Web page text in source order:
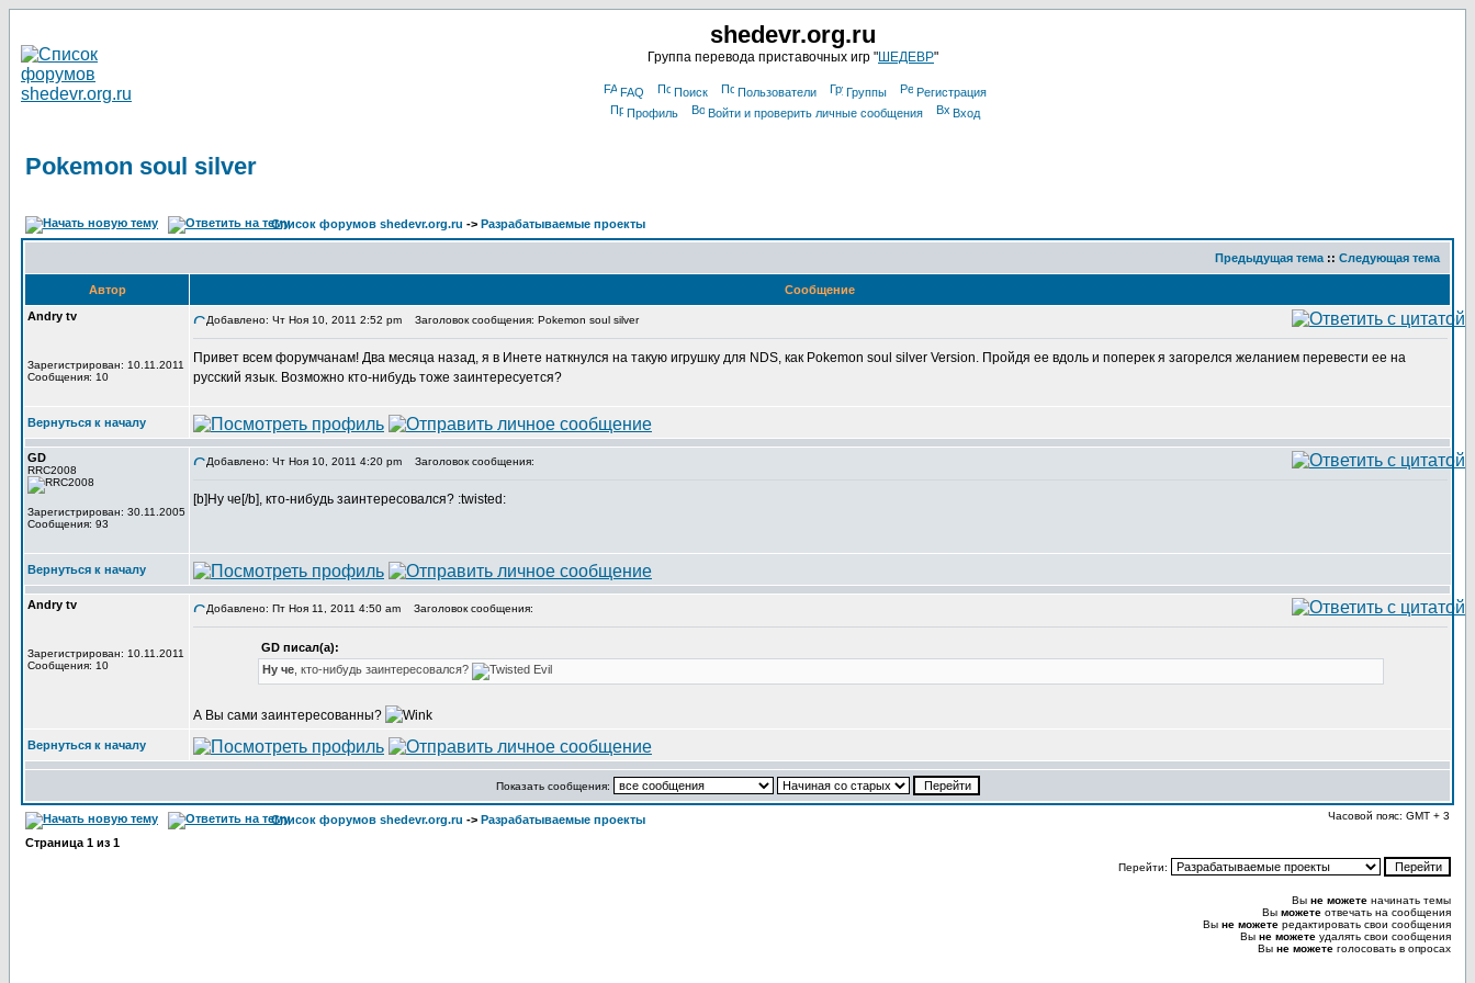
shedevr.org.ru
Группа перевода приставочных игр "ШЕДЕВР"
FAQ Поиск Пользователи Группы
Регистрация
Профиль
Войти и проверить личные сообщения Вход
Pokemon soul silver
Список форумов shedevr.org.ru -> Разрабатываемые проекты
Предыдущая тема :: Следующая тема
Автор
Сообщение
Andry tv
Зарегистрирован: 10.11.2011
Сообщения: 10
Добавлено: Чт Ноя 10, 2011 2:52 pm Заголовок сообщения: Pokemon soul silver
Привет всем форумчанам! Два месяца назад, я в Инете наткнулся на такую игрушку для NDS, как Pokemon soul silver Version. Пройдя ее вдоль и поперек я загорелся желанием перевести ее на
русский язык. Возможно кто-нибудь тоже заинтересуется?
Вернуться к началу
GD
RRC2008
Зарегистрирован: 30.11.2005
Сообщения: 93
Добавлено: Чт Ноя 10, 2011 4:20 pm Заголовок сообщения:
[b]Ну че[/b], кто-нибудь заинтересовался? :twisted:
Вернуться к началу
Andry tv
Зарегистрирован: 10.11.2011
Сообщения: 10
Добавлено: Пт Ноя 11, 2011 4:50 am Заголовок сообщения:
GD писал(а):
Ну че, кто-нибудь заинтересовался?
А Вы сами заинтересованны?
Вернуться к началу
Показать сообщения:
Список форумов shedevr.org.ru -> Разрабатываемые проекты Часовой пояс: GMT + 3
Страница 1 из 1
Перейти:
Вы не можете начинать темы
Вы можете отвечать на сообщения
Вы не можете редактировать свои сообщения
Вы не можете удалять свои сообщения
Вы не можете голосовать в опросах